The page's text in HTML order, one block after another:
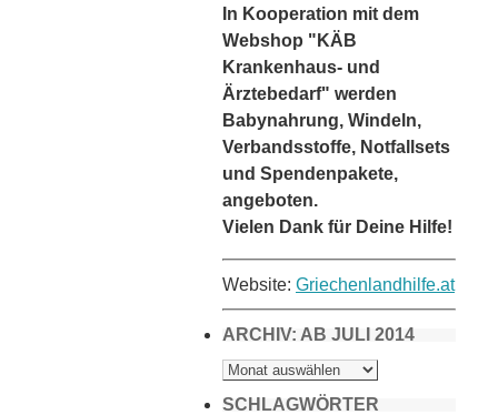
In Kooperation mit dem
Webshop "KÄB
Krankenhaus- und
Ärztebedarf" werden
Babynahrung, Windeln,
Verbandsstoffe, Notfallsets
und Spendenpakete,
angeboten.
Vielen Dank für Deine Hilfe!
Website: Griechenlandhilfe.at
ARCHIV: AB JULI 2014
ARCHIV:
AB
2014
SCHLAGWÖRTER